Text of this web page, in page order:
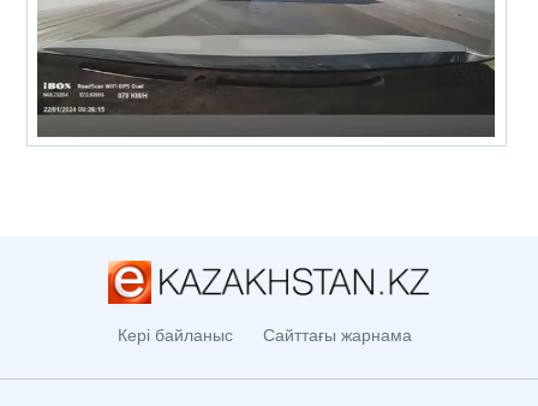
Кері байланыс Сайттағы жарнама